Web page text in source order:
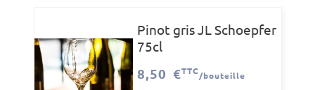
Pinot gris JL Schoepfer
75cl
8,50 €TTC
/bouteille